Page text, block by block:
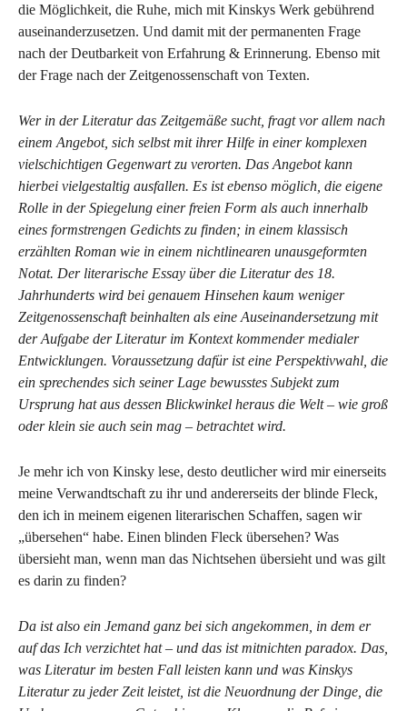
die Möglichkeit, die Ruhe, mich mit Kinskys Werk gebührend
auseinanderzusetzen. Und damit mit der permanenten Frage
nach der Deutbarkeit von Erfahrung & Erinnerung. Ebenso mit
der Frage nach der Zeitgenossenschaft von Texten.
Wer in der Literatur das Zeitgemäße sucht, fragt vor allem nach
einem Angebot, sich selbst mit ihrer Hilfe in einer komplexen
vielschichtigen Gegenwart zu verorten. Das Angebot kann
hierbei vielgestaltig ausfallen. Es ist ebenso möglich, die eigene
Rolle in der Spiegelung einer freien Form als auch innerhalb
eines formstrengen Gedichts zu finden; in einem klassisch
erzählten Roman wie in einem nichtlinearen unausgeformten
Notat. Der literarische Essay über die Literatur des 18.
Jahrhunderts wird bei genauem Hinsehen kaum weniger
Zeitgenossenschaft beinhalten als eine Auseinandersetzung mit
der Aufgabe der Literatur im Kontext kommender medialer
Entwicklungen. Voraussetzung dafür ist eine Perspektivwahl, die
ein sprechendes sich seiner Lage bewusstes Subjekt zum
Ursprung hat aus dessen Blickwinkel heraus die Welt – wie groß
oder klein sie auch sein mag – betrachtet wird.
Je mehr ich von Kinsky lese, desto deutlicher wird mir einerseits
meine Verwandtschaft zu ihr und andererseits der blinde Fleck,
den ich in meinem eigenen literarischen Schaffen, sagen wir
„übersehen“ habe. Einen blinden Fleck übersehen? Was
übersieht man, wenn man das Nichtsehen übersieht und was gilt
es darin zu finden?
Da ist also ein Jemand ganz bei sich angekommen, in dem er
auf das Ich verzichtet hat – und das ist mitnichten paradox. Das,
was Literatur im besten Fall leisten kann und was Kinskys
Literatur zu jeder Zeit leistet, ist die Neuordnung der Dinge, die